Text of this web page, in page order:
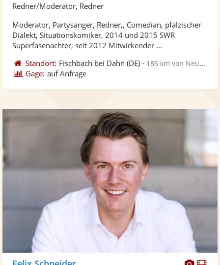
Fotos
Redner/Moderator, Redner
Moderator, Partysänger, Redner,, Comedian, pfälzischer
Dialekt, Situationskomiker, 2014 und 2015 SWR
Superfasenachter, seit 2012 Mitwirkender ...
Standort: Fischbach bei Dahn (DE) - 185 km von Neu-Ulm
Gage: auf Anfrage